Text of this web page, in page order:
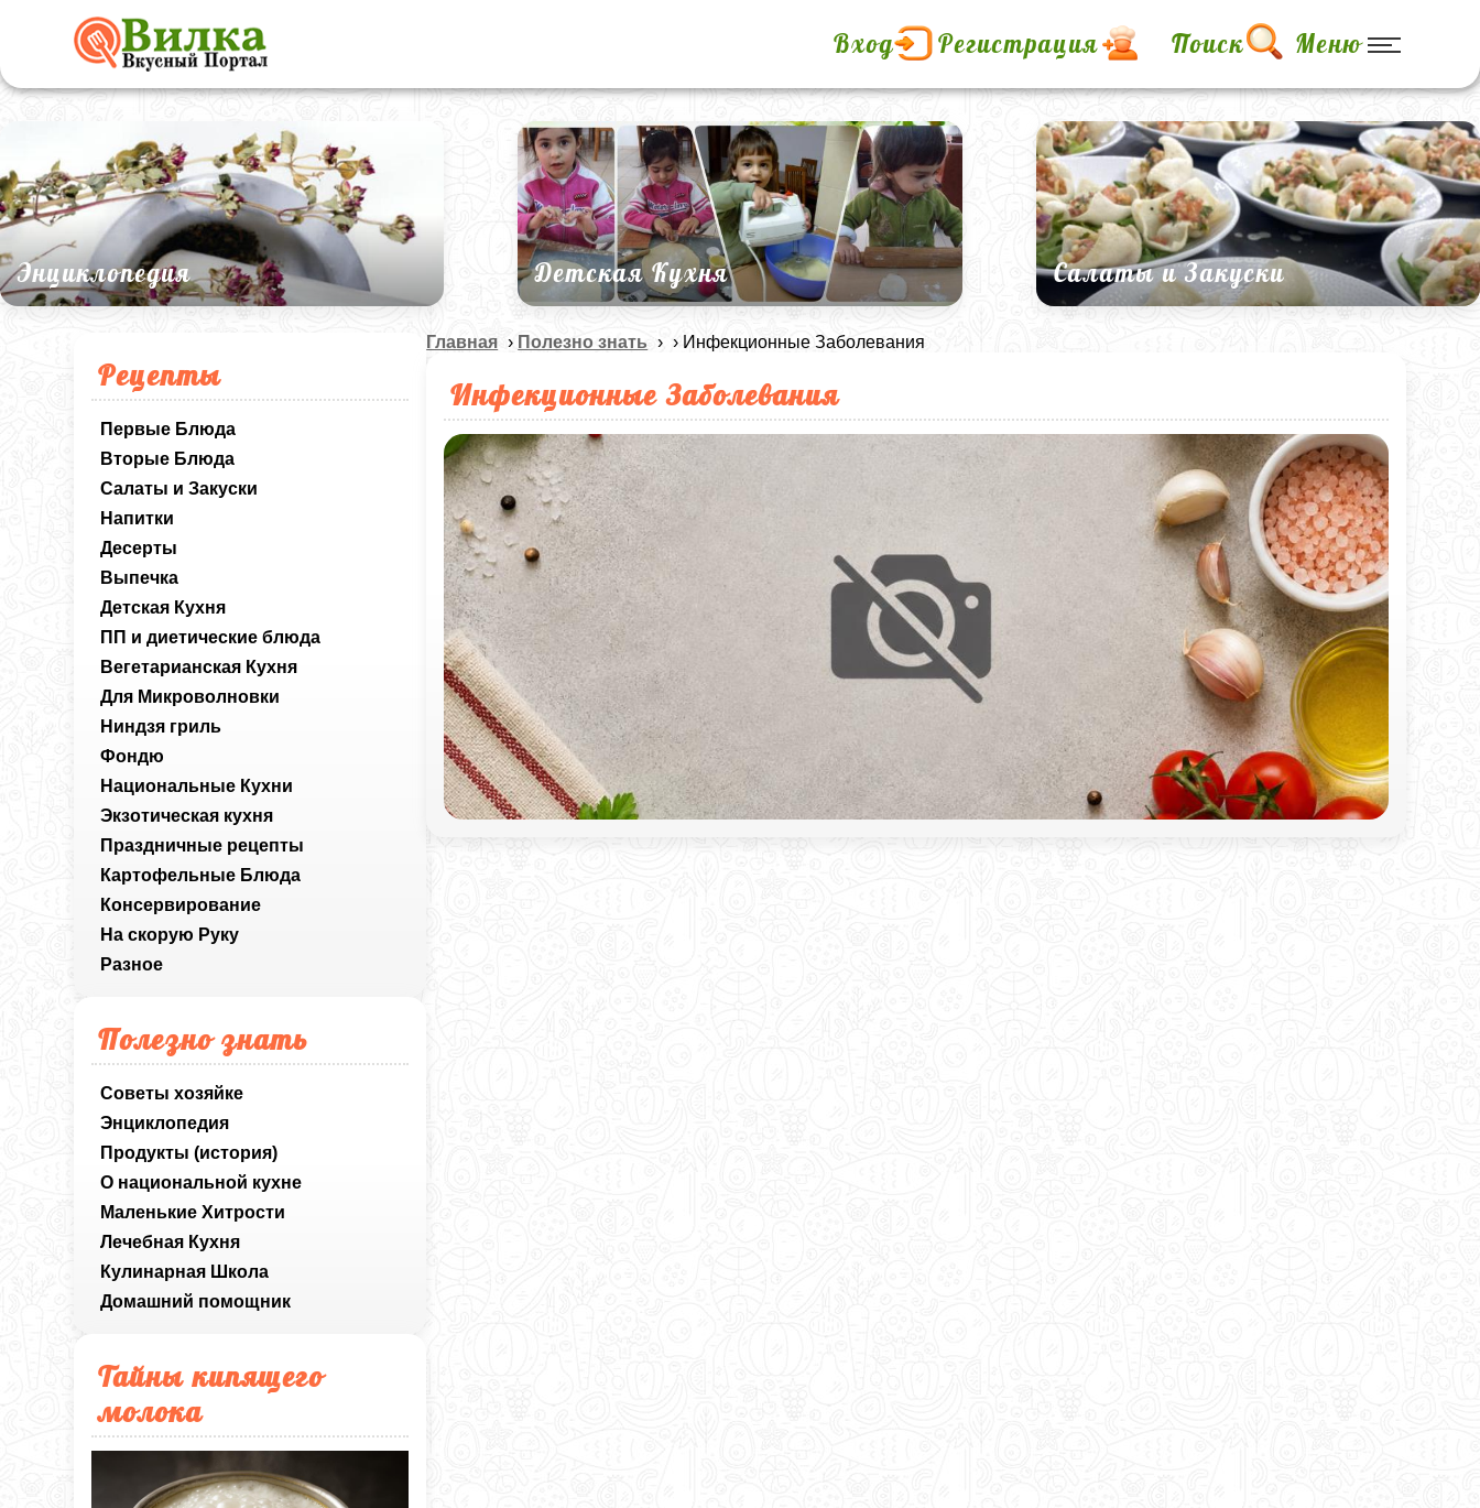
Вход Регистрация Поиск Меню
Энциклопедия Детская Кухня Салаты и Закуски
Рецепты
Первые Блюда
Вторые Блюда
Салаты и Закуски
Напитки
Десерты
Выпечка
Детская Кухня
ПП и диетические блюда
Вегетарианская Кухня
Для Микроволновки
Ниндзя гриль
Фондю
Национальные Кухни
Экзотическая кухня
Праздничные рецепты
Картофельные Блюда
Консервирование
На скорую Руку
Разное
Полезно знать
Советы хозяйке
Энциклопедия
Продукты (история)
О национальной кухне
Маленькие Хитрости
Лечебная Кухня
Кулинарная Школа
Домашний помощник
Тайны кипящего
молока
Главная › Полезно знать › › Инфекционные Заболевания
Инфекционные Заболевания